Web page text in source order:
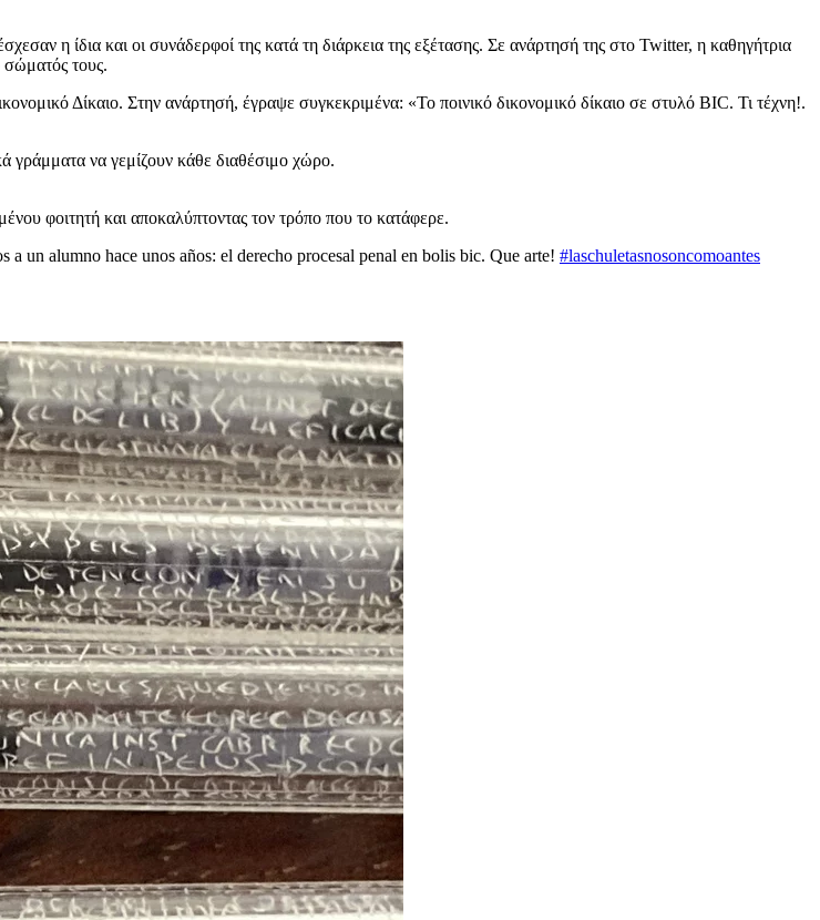
η ίδια και οι συνάδερφοί της κατά τη διάρκεια της εξέτασης. Σε ανάρτησή της στο Twitter, η καθηγήτρια
σώματός τους.
Δίκαιο. Στην ανάρτησή, έγραψε συγκεκριμένα: «Το ποινικό δικονομικό δίκαιο σε στυλό BIC. Τι τέχνη!.
γράμματα να γεμίζουν κάθε διαθέσιμο χώρο.
φοιτητή και αποκαλύπτοντας τον τρόπο που το κατάφερε.
un alumno hace unos años: el derecho procesal penal en bolis bic. Que arte! #laschuletasnosoncomoantes